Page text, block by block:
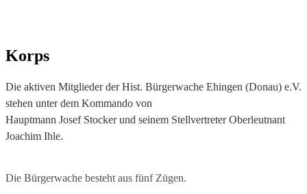
Korps
Die aktiven Mitglieder der Hist. Bürgerwache Ehingen (Donau) e.V.
stehen unter dem Kommando von
Hauptmann Josef Stocker und seinem Stellvertreter Oberleutnant
Joachim Ihle.
Die Bürgerwache besteht aus fünf Zügen.